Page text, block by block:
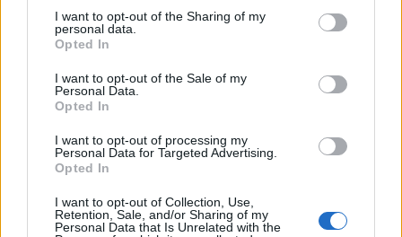
I want to opt-out of the Sharing of my
personal data.
Opted In
I want to opt-out of the Sale of my
Personal Data.
Opted In
I want to opt-out of processing my
Personal Data for Targeted Advertising.
Opted In
I want to opt-out of Collection, Use,
Retention, Sale, and/or Sharing of my
Personal Data that Is Unrelated with the
Φωτιά σε χαμηλή βλάστηση στην Κάρπαθο
Πάμπλο Εσκομπάρ
Κυψέλη: Τα δύο σενάρια που εξετάζουν οι Αρχές για τη
δολοφονία της Σκωτσέζας
Οι ΗΠΑ αναστέλλουν τις εισαγωγές από τον μεγαλύτερο